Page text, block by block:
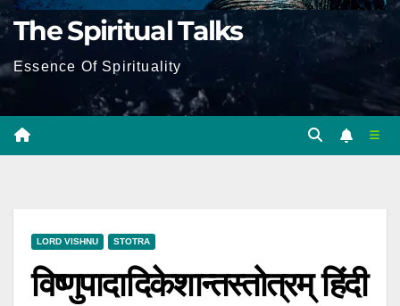
The Spiritual Talks
Essence Of Spirituality
LORD VISHNU STOTRA
विष्णुपादादिकेशान्तस्तोत्रम् हिंदी